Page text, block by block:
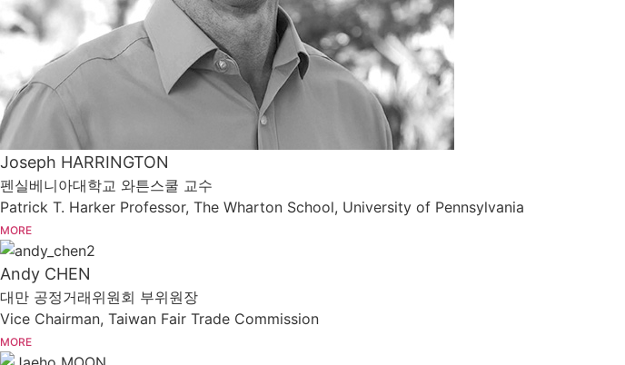
Joseph HARRINGTON
펜실베니아대학교 와튼스쿨 교수
Patrick T. Harker Professor, The Wharton School, University of Pennsylvania
MORE
Andy CHEN
대만 공정거래위원회 부위원장
Vice Chairman, Taiwan Fair Trade Commission
MORE